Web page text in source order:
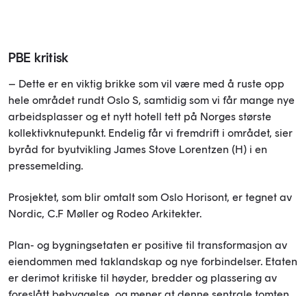
PBE kritisk
– Dette er en viktig brikke som vil være med å ruste opp
hele området rundt Oslo S, samtidig som vi får mange nye
arbeidsplasser og et nytt hotell tett på Norges største
kollektivknutepunkt. Endelig får vi fremdrift i området, sier
byråd for byutvikling James Stove Lorentzen (H) i en
pressemelding.
Prosjektet, som blir omtalt som Oslo Horisont, er tegnet av
Nordic, C.F Møller og Rodeo Arkitekter.
Plan- og bygningsetaten er positive til transformasjon av
eiendommen med taklandskap og nye forbindelser. Etaten
er derimot kritiske til høyder, bredder og plassering av